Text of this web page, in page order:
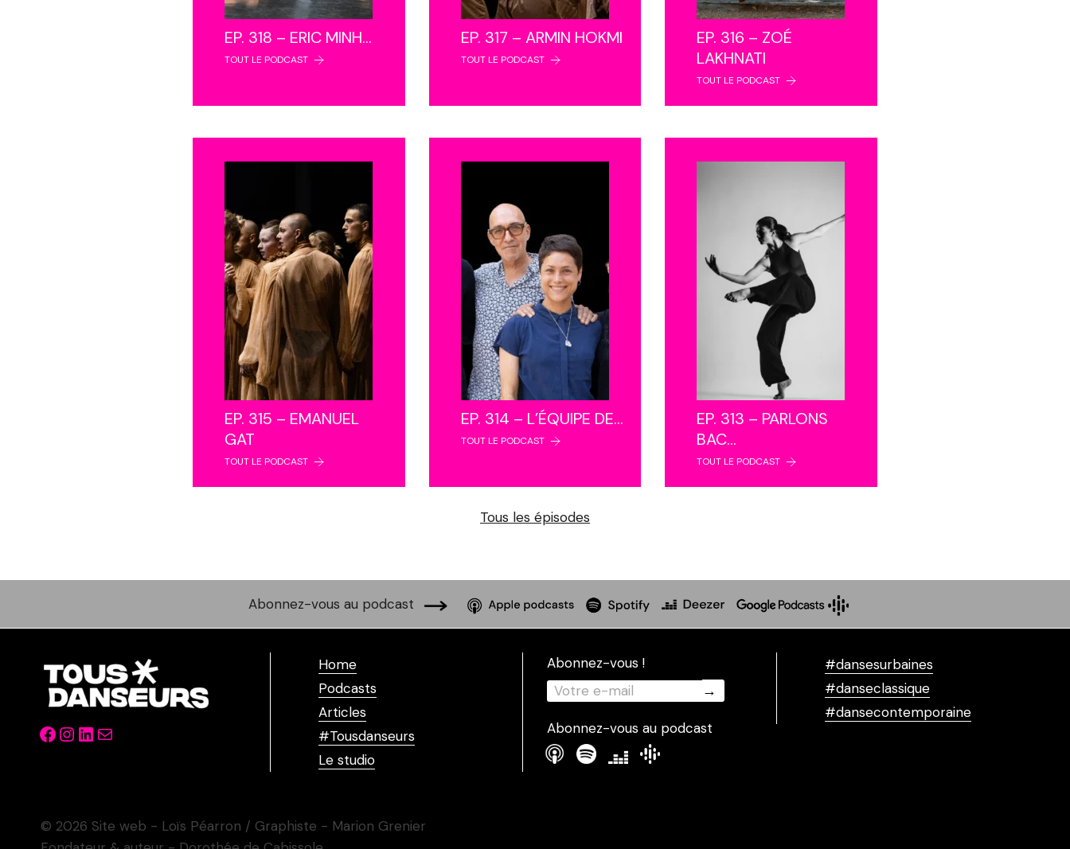
EP. 318 – ERIC MINH…
TOUT LE PODCAST
EP. 317 – ARMIN HOKMI
TOUT LE PODCAST
EP. 316 – ZOÉ
LAKHNATI
TOUT LE PODCAST
EP. 315 – EMANUEL
GAT
TOUT LE PODCAST
EP. 314 – L’ÉQUIPE DE…
TOUT LE PODCAST
EP. 313 – PARLONS
BAC…
TOUT LE PODCAST
Tous les épisodes
Abonnez-vous au podcast
Facebook
Instagram
LinkedIn
Mail
Home
Podcasts
Articles
#Tousdanseurs
Le studio
Abonnez-vous !
Abonnez-vous au podcast
#dansesurbaines
#danseclassique
#dansecontemporaine
© 2026 Site web - Loïs Péarron / Graphiste - Marion Grenier